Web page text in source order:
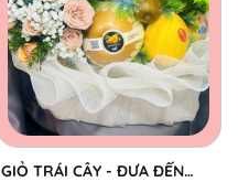
GIỎ TRÁI CÂY - ĐƯA ĐẾN